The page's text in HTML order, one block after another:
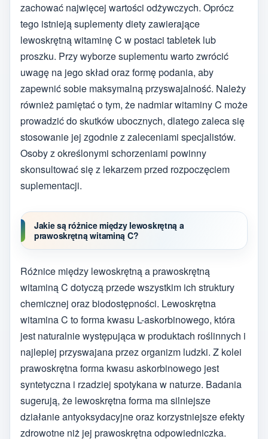
zachować najwięcej wartości odżywczych. Oprócz
tego istnieją suplementy diety zawierające
lewoskrętną witaminę C w postaci tabletek lub
proszku. Przy wyborze suplementu warto zwrócić
uwagę na jego skład oraz formę podania, aby
zapewnić sobie maksymalną przyswajalność. Należy
również pamiętać o tym, że nadmiar witaminy C może
prowadzić do skutków ubocznych, dlatego zaleca się
stosowanie jej zgodnie z zaleceniami specjalistów.
Osoby z określonymi schorzeniami powinny
skonsultować się z lekarzem przed rozpoczęciem
suplementacji.
Jakie są różnice między lewoskrętną a
prawoskrętną witaminą C?
Różnice między lewoskrętną a prawoskrętną
witaminą C dotyczą przede wszystkim ich struktury
chemicznej oraz biodostępności. Lewoskrętna
witamina C to forma kwasu L-askorbinowego, która
jest naturalnie występująca w produktach roślinnych i
najlepiej przyswajana przez organizm ludzki. Z kolei
prawoskrętna forma kwasu askorbinowego jest
syntetyczna i rzadziej spotykana w naturze. Badania
sugerują, że lewoskrętna forma ma silniejsze
działanie antyoksydacyjne oraz korzystniejsze efekty
zdrowotne niż jej prawoskrętna odpowiedniczka.